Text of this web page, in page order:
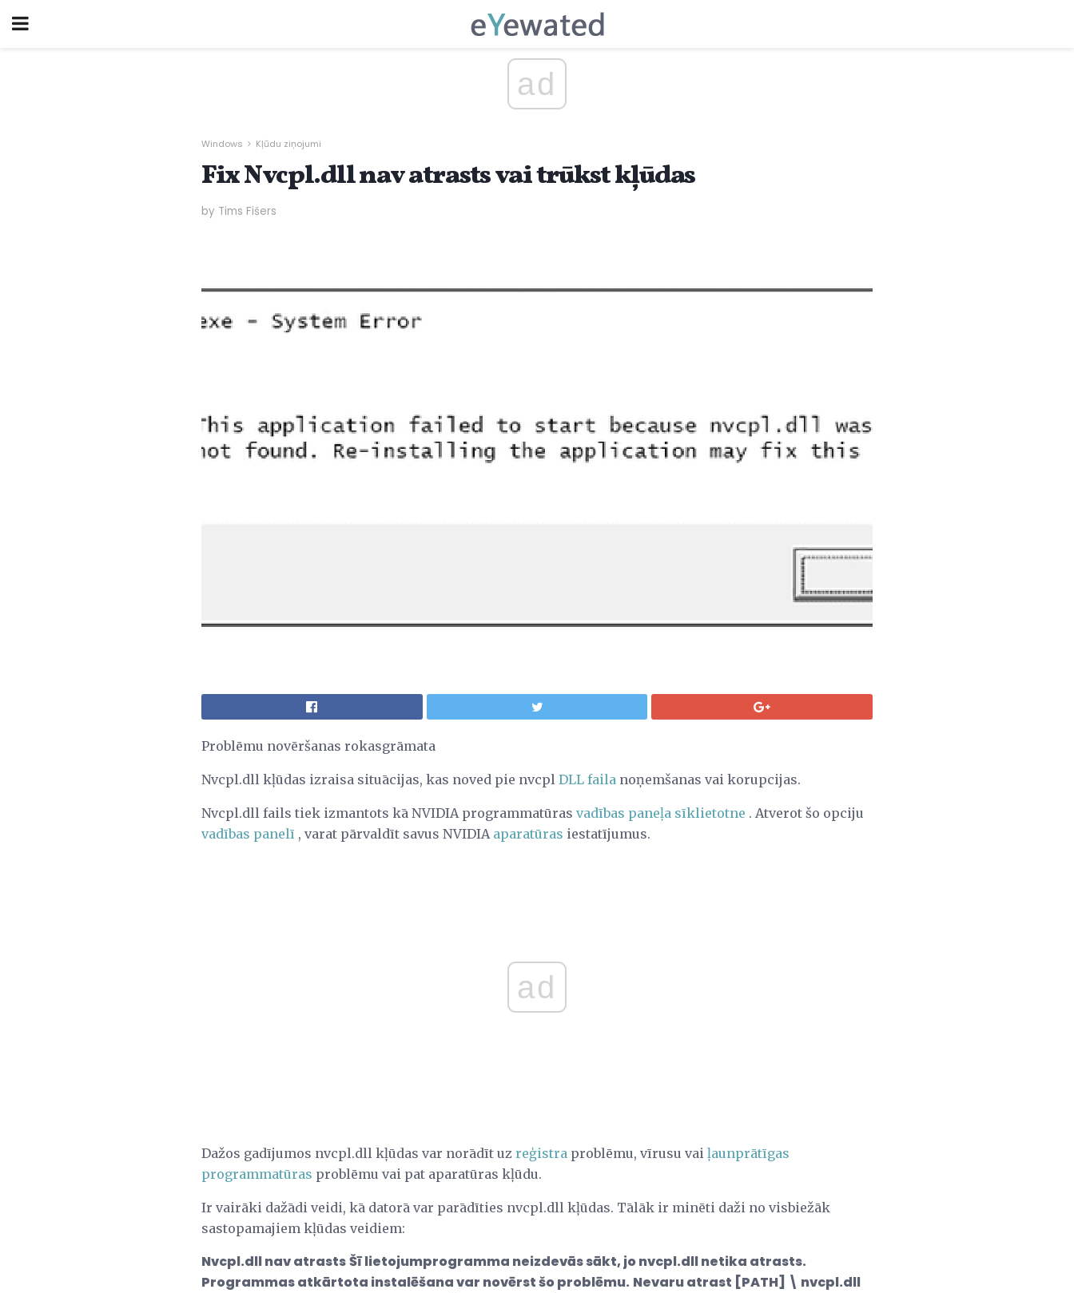
ad
Windows Kļūdu ziņojumi
Fix Nvcpl.dll nav atrasts vai trūkst kļūdas
by Tims Fišers
Problēmu novēršanas rokasgrāmata
Nvcpl.dll kļūdas izraisa situācijas, kas noved pie nvcpl DLL faila noņemšanas vai korupcijas.
Nvcpl.dll fails tiek izmantots kā NVIDIA programmatūras vadības paneļa sīklietotne . Atverot šo opciju
vadības panelī , varat pārvaldīt savus NVIDIA aparatūras iestatījumus.
ad
Dažos gadījumos nvcpl.dll kļūdas var norādīt uz reģistra problēmu, vīrusu vai ļaunprātīgas
programmatūras problēmu vai pat aparatūras kļūdu.
Ir vairāki dažādi veidi, kā datorā var parādīties nvcpl.dll kļūdas. Tālāk ir minēti daži no visbiežāk
sastopamajiem kļūdas veidiem:
Nvcpl.dll nav atrastsŠī lietojumprogramma neizdevās sākt, jo nvcpl.dll netika atrasts.
Programmas atkārtota instalēšana var novērst šo problēmu. Nevaru atrast [PATH] \ nvcpl.dll